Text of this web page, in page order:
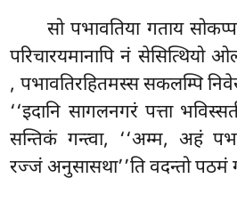
सो पभावतिया गताय
परिचारयमानापि नं सेसित्थियो
, पभावतिरहितमस्स सकलम्पि
‘‘इदानि सागलनगरं पत्ता
सन्तिकं गन्त्वा, ‘‘अम्म, अहं
रज्जं अनुसासथा’’ति वदन्तो पठमं